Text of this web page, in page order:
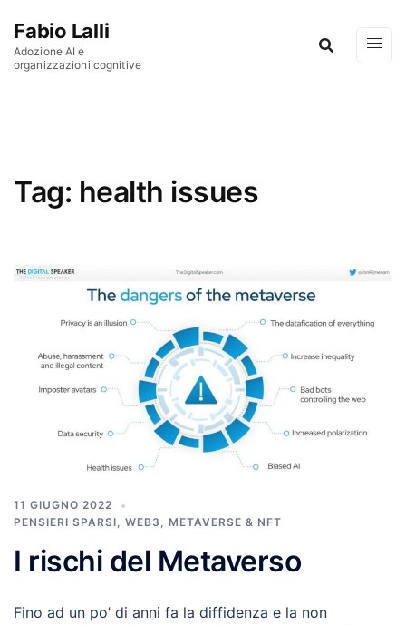
Fabio Lalli
Adozione AI e
organizzazioni cognitive
Tag: health issues
11 GIUGNO 2022
PENSIERI SPARSI
WEB3, METAVERSE & NFT
I rischi del Metaverso
Fino ad un po’ di anni fa la diffidenza e la non